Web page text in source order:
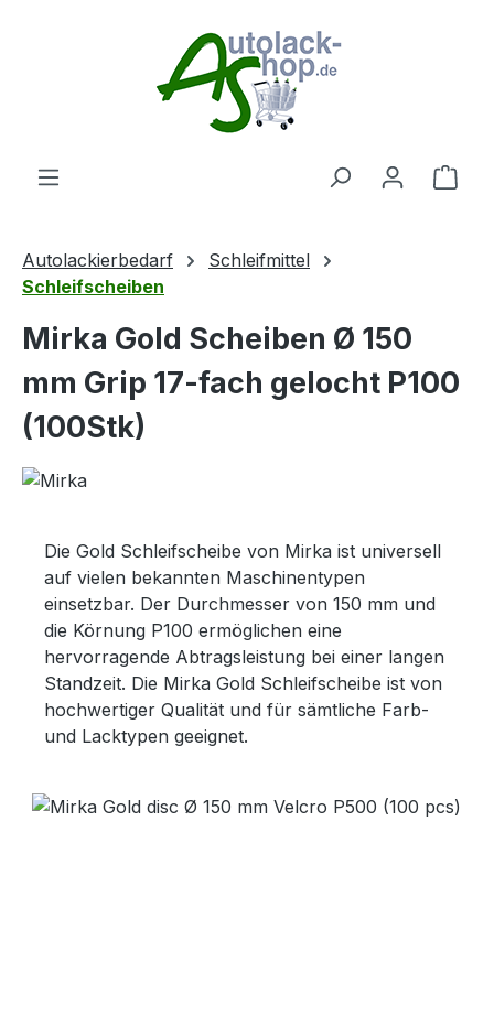
Autolackierbedarf
Schleifmittel
Schleifscheiben
Mirka Gold Scheiben Ø 150
mm Grip 17-fach gelocht P100
(100Stk)
Die Gold Schleifscheibe von Mirka ist universell
auf vielen bekannten Maschinentypen
einsetzbar. Der Durchmesser von 150 mm und
die Körnung P100 ermöglichen eine
hervorragende Abtragsleistung bei einer langen
Standzeit. Die Mirka Gold Schleifscheibe ist von
hochwertiger Qualität und für sämtliche Farb-
und Lacktypen geeignet.
Bildergalerie überspringen